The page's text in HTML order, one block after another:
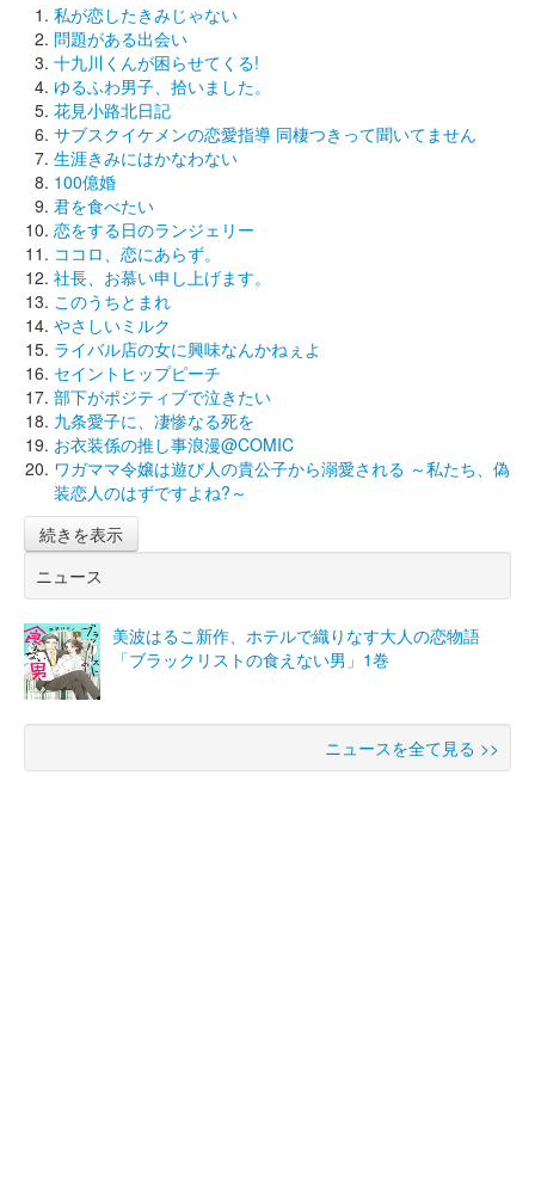
私が恋したきみじゃない
問題がある出会い
十九川くんが困らせてくる!
ゆるふわ男子、拾いました。
花見小路北日記
サブスクイケメンの恋愛指導 同棲つきって聞いてません
生涯きみにはかなわない
100億婚
君を食べたい
恋をする日のランジェリー
ココロ、恋にあらず。
社長、お慕い申し上げます。
このうちとまれ
やさしいミルク
ライバル店の女に興味なんかねぇよ
セイントヒップピーチ
部下がポジティブで泣きたい
九条愛子に、凄惨なる死を
お衣装係の推し事浪漫@COMIC
ワガママ令嬢は遊び人の貴公子から溺愛される ～私たち、偽
装恋人のはずですよね?～
続きを表示
ニュース
美波はるこ新作、ホテルで織りなす大人の恋物語
「ブラックリストの食えない男」1巻
ニュースを全て見る >>